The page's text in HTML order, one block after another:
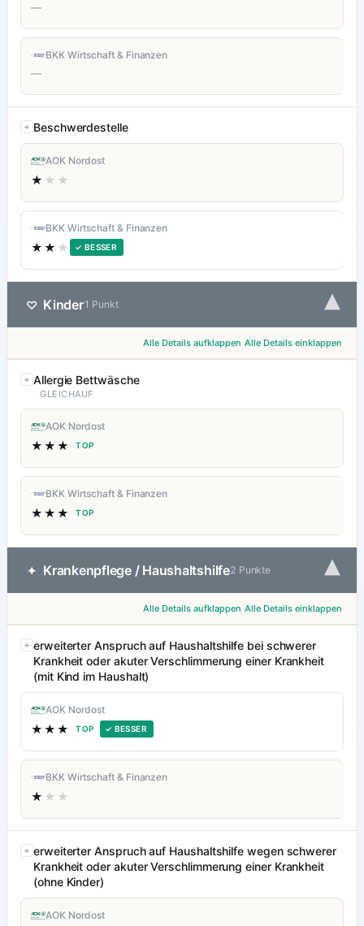
—
BKK Wirtschaft & Finanzen
—
Beschwerdestelle
AOK Nordost
★ ★★
BKK Wirtschaft & Finanzen
★★ ★ ✓ BESSER
♡ Kinder1 Punkt ▾
Alle Details aufklappen Alle Details einklappen
Allergie Bettwäsche
GLEICHAUF
AOK Nordost
★★★ TOP
BKK Wirtschaft & Finanzen
★★★ TOP
✦ Krankenpflege / Haushaltshilfe2 Punkte ▾
Alle Details aufklappen Alle Details einklappen
erweiterter Anspruch auf Haushaltshilfe bei schwerer
Krankheit oder akuter Verschlimmerung einer Krankheit
(mit Kind im Haushalt)
AOK Nordost
★★★ TOP ✓ BESSER
BKK Wirtschaft & Finanzen
★ ★★
erweiterter Anspruch auf Haushaltshilfe wegen schwerer
Krankheit oder akuter Verschlimmerung einer Krankheit
(ohne Kinder)
AOK Nordost